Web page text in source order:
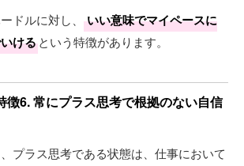
ドルに対し、
いい意味でマイペースに
けるという特徴があります。
徴6. 常にプラス思考で根拠のない自信
プラス思考である状態は、仕事において